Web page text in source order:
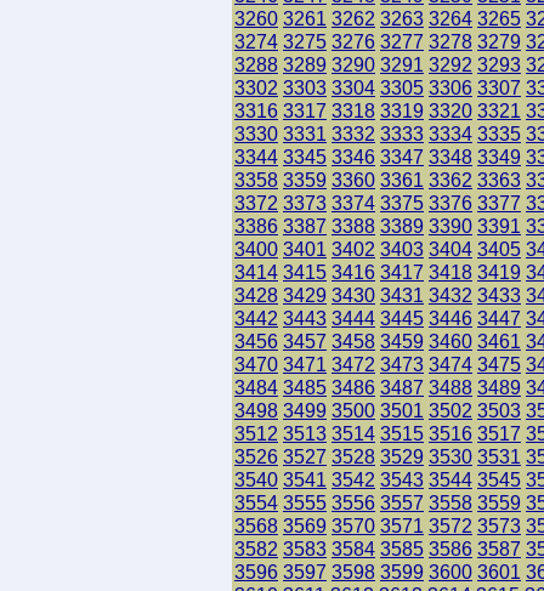
3260 3261 3262 3263 3264 3265
3274 3275 3276 3277 3278 3279
3288 3289 3290 3291 3292 3293
3302 3303 3304 3305 3306 3307
3316 3317 3318 3319 3320 3321
3330 3331 3332 3333 3334 3335
3344 3345 3346 3347 3348 3349
3358 3359 3360 3361 3362 3363
3372 3373 3374 3375 3376 3377
3386 3387 3388 3389 3390 3391
3400 3401 3402 3403 3404 3405
3414 3415 3416 3417 3418 3419
3428 3429 3430 3431 3432 3433
3442 3443 3444 3445 3446 3447
3456 3457 3458 3459 3460 3461
3470 3471 3472 3473 3474 3475
3484 3485 3486 3487 3488 3489
3498 3499 3500 3501 3502 3503
3512 3513 3514 3515 3516 3517
3526 3527 3528 3529 3530 3531
3540 3541 3542 3543 3544 3545
3554 3555 3556 3557 3558 3559
3568 3569 3570 3571 3572 3573
3582 3583 3584 3585 3586 3587
3596 3597 3598 3599 3600 3601